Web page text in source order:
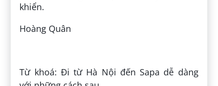
khiển.
Hoàng Quân
Từ khoá: Đi từ Hà Nội đến Sapa dễ dàng